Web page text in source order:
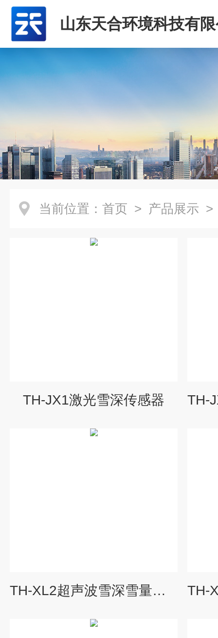
山东天合环境科技有
当前位置： 首页 > 产品展示
TH-JX1激光雪深传感器
TH-XL2超声波雪深雪量传感器